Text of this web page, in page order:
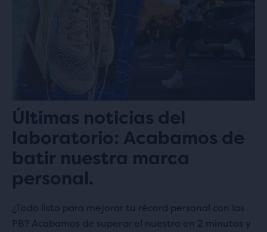
Últimas noticias del
laboratorio: Acabamos de
batir nuestra marca
personal.
¿Todo listo para mejorar tu récord personal con las
PB? Acabamos de superar el nuestro en 2 minutos y